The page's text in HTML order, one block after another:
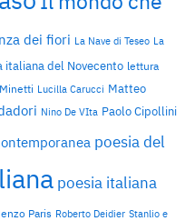
dei fiori La Nave di Teseo La
del Novecento lettura
Lucilla Carucci Matteo
Nino De VIta Paolo Cipollini
poesia del
poesia italiana
Paris Roberto Deidier Stanlio e